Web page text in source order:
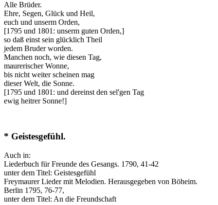
Alle Brüder.
Ehre, Segen, Glück und Heil,
euch und unserm Orden,
[1795 und 1801: unserm guten Orden,]
so daß einst sein glücklich Theil
jedem Bruder worden.
Manchen noch, wie diesen Tag,
maurerischer Wonne,
bis nicht weiter scheinen mag
dieser Welt, die Sonne.
[1795 und 1801: und dereinst den sel'gen Tag
ewig heitrer Sonne!]
* Geistesgefühl.
Auch in:
Liederbuch für Freunde des Gesangs. 1790, 41-42
unter dem Titel: Geistesgefühl
Freymaurer Lieder mit Melodien. Herausgegeben von Böheim.
Berlin 1795, 76-77,
unter dem Titel: An die Freundschaft